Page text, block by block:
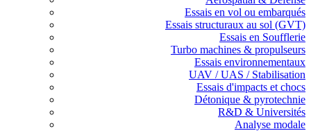
Essais en vol ou embarqués
Essais structuraux au sol (GVT)
Essais en Soufflerie
Turbo machines & propulseurs
Essais environnementaux
UAV / UAS / Stabilisation
Essais d'impacts et chocs
Détonique & pyrotechnie
R&D & Universités
Analyse modale